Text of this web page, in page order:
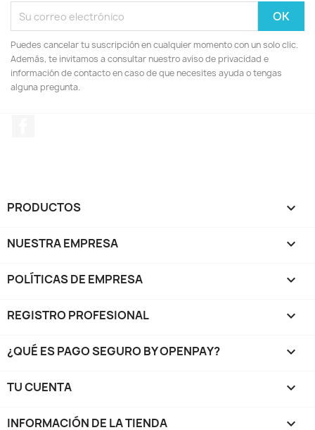
Puedes cancelar tu suscripción en cualquier momento con un solo clic.
Además, te invitamos a consultar nuestro aviso de privacidad e
información de contacto en caso de que necesites ayuda o tengas
alguna pregunta.
PRODUCTOS 
NUESTRA EMPRESA 
POLÍTICAS DE EMPRESA 
REGISTRO PROFESIONAL 
¿QUÉ ES PAGO SEGURO BY OPENPAY? 
TU CUENTA 
INFORMACIÓN DE LA TIENDA keyboard_arrow_down